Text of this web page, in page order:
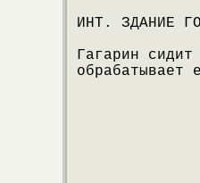
ИНТ. ЗДАНИЕ
Гагарин
обрабатывает